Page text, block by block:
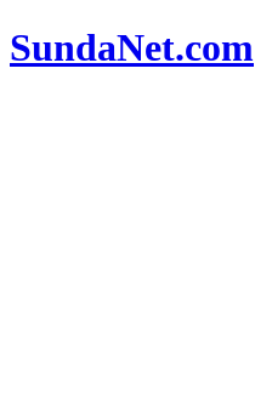
SundaNet.com